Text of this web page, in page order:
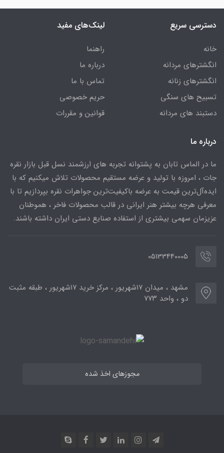
دسترسی سریع
خانه
انگشترهای مردانه
انگشترهای زنانه
تسبیح های سنگی
دستبند های مردانه
لینک‌های مفید
راهنما
درباره ما
تماس با ما
حریم خصوصی
قوانین و مقررات
درباره ما
ما در الماس تابان به پشتوانه تجربه های ارزشمند نسل قبل بازار نقره
جات ، امروزه با تولید و عرضه مستقیم محصولات تلاش میکنیم که با
ایده‌آل‌ترین قیمت به عرضه باکیفیت‌ترین جواهرات نقره بپردازیم تا با
معرفی هرچه بیشتر هنر ایرانی در قالب محصولات فاخر ، هموطنان
عزیزمان سهمی بیشتری از استفاده صنایع دستی ایران داشته باشند.
05133440005
مشهد ، میدان ۱۷شهریور ، مرکز خرید ۱۷شهریور ، طبقه مثبت
دو ، واحد ۷۷۳
مجوزهای اخذ شده